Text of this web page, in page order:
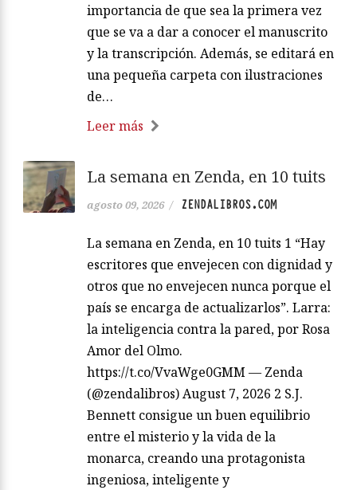
importancia de que sea la primera vez
que se va a dar a conocer el manuscrito
y la transcripción. Además, se editará en
una pequeña carpeta con ilustraciones
de…
Leer más
La semana en Zenda, en 10 tuits
agosto 09, 2026 / ZENDALIBROS.COM
La semana en Zenda, en 10 tuits 1 “Hay
escritores que envejecen con dignidad y
otros que no envejecen nunca porque el
país se encarga de actualizarlos”. Larra:
la inteligencia contra la pared, por Rosa
Amor del Olmo.
https://t.co/VvaWge0GMM — Zenda
(@zendalibros) August 7, 2026 2 S.J.
Bennett consigue un buen equilibrio
entre el misterio y la vida de la
monarca, creando una protagonista
ingeniosa, inteligente y